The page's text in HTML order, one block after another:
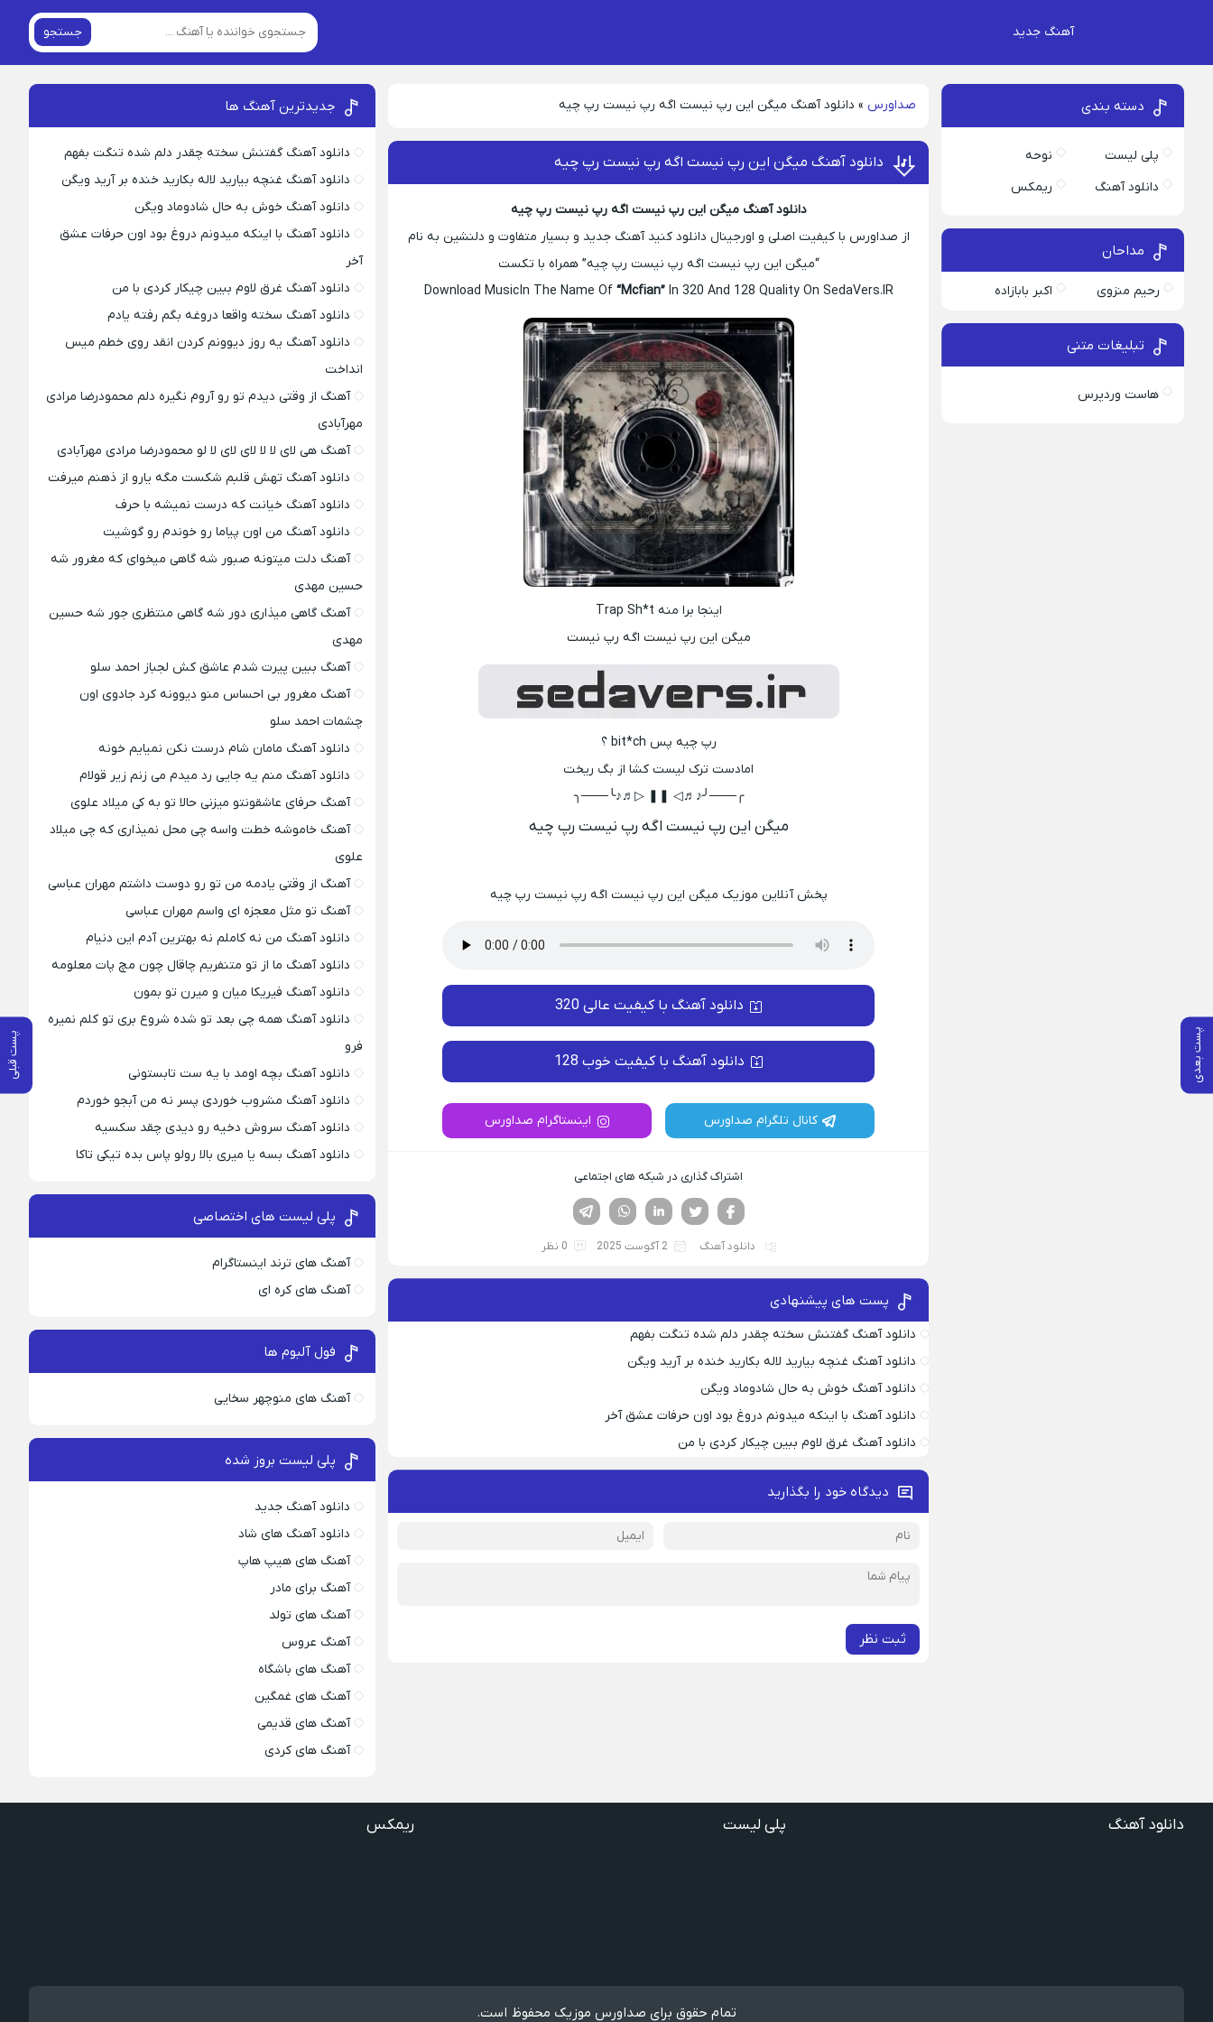
آهنگ جدید جستجو
صداورس » دانلود آهنگ میگن این رپ نیست اگه رپ نیست رپ چیه
پست بعدی پست قبلی
دانلود آهنگ میگن این رپ نیست اگه رپ نیست رپ چیه
دانلود آهنگ میگن این رپ نیست اگه رپ نیست رپ چیه
از صداورس با کیفیت اصلی و اورجینال دانلود کنید آهنگ جدید و بسیار متفاوت و دلنشین به نام
“میگن این رپ نیست اگه رپ نیست رپ چیه” همراه با تکست
Download Music In The Name Of “Mcfian”In 320 And 128 Quality On SedaVers.IR
اینجا برا منه Trap Sh*t
میگن این رپ نیست اگه رپ نیست
رپ چیه پس bit*ch ؟
امادست ترک لیست کشا از بگ ریخت
╭───╯♪♬◁ ❚❚ ▷♬♪╰───╮
میگن این رپ نیست اگه رپ نیست رپ چیه
پخش آنلاین موزیک میگن این رپ نیست اگه رپ نیست رپ چیه
دانلود آهنگ با کیفیت عالی 320
دانلود آهنگ با کیفیت خوب 128
کانال تلگرام صداورس اینستاگرام صداورس
اشتراک گذاری در شبکه های اجتماعی
لینکدین تویتر
فیسوک
دانلود آهنگ 2 آگوست 2025 0 نظر
پست های پیشنهادی
دانلود آهنگ گفتنش سخته چقدر دلم شده تنگت بفهم
دانلود آهنگ غنچه بیارید لاله بکارید خنده بر آرید ویگن
دانلود آهنگ خوش به حال شادوماد ویگن
دانلود آهنگ با اینکه میدونم دروغ بود اون حرفات عشق آخر
دانلود آهنگ غرق لاوم ببین چیکار کردی با من
دیدگاه خود را بگذارید
ثبت نظر
دسته بندی
پلی لیست
نوحه
دانلود آهنگ
ریمکس
مداحان
رحیم منزوی اکبر بابازاده
تبلیغات متنی
هاست وردپرس
جدیدترین آهنگ ها
دانلود آهنگ گفتنش سخته چقدر دلم شده تنگت بفهم
دانلود آهنگ غنچه بیارید لاله بکارید خنده بر آرید ویگن
دانلود آهنگ خوش به حال شادوماد ویگن
دانلود آهنگ با اینکه میدونم دروغ بود اون حرفات عشق
آخر
دانلود آهنگ غرق لاوم ببین چیکار کردی با من
دانلود آهنگ سخته واقعا دروغه بگم رفته یادم
دانلود آهنگ یه روز دیوونم کردن انقد روی خطم میس
انداخت
آهنگ از وقتی دیدم تو رو آروم نگیره دلم محمودرضا مرادی
مهرآبادی
آهنگ هی لای لا لا لای لای لا لو محمودرضا مرادی مهرآبادی
دانلود آهنگ تهش قلبم شکست مگه یارو از ذهنم میرفت
دانلود آهنگ خیانت که درست نمیشه با حرف
دانلود آهنگ من اون پیاما رو خوندم رو گوشیت
آهنگ دلت میتونه صبور شه گاهی میخوای که مغرور شه
حسین مهدی
آهنگ گاهی میذاری دور شه گاهی منتظری جور شه حسین
مهدی
آهنگ ببین پیرت شدم عاشق کش لجباز احمد سلو
آهنگ مغرور بی احساس منو دیوونه کرد جادوی اون
چشمات احمد سلو
دانلود آهنگ مامان شام درست نکن نمیایم خونه
دانلود آهنگ منم یه جایی رد میدم می زنم زیر قولام
آهنگ حرفای عاشقونتو میزنی حالا تو به کی میلاد علوی
آهنگ خاموشه خطت واسه چی محل نمیذاری که چی میلاد
علوی
آهنگ از وقتی یادمه من تو رو دوست داشتم مهران عباسی
آهنگ تو مثل معجزه ای واسم مهران عباسی
دانلود آهنگ من نه کاملم نه بهترین آدم این دنیام
دانلود آهنگ ما از تو متنفریم چاقال چون مچ پات معلومه
دانلود آهنگ فیریکا میان و میرن تو بمون
دانلود آهنگ همه چی بعد تو شده شروع بری تو کلم نمیره
فرو
دانلود آهنگ بچه اومد با یه ست تابستونی
دانلود آهنگ مشروب خوردی پسر نه من آبجو خوردم
دانلود آهنگ سروش دخیه رو دیدی چقد سکسیه
دانلود آهنگ بسه یا میری بالا رولو پاس بده تیکی تاکا
پلی لیست های اختصاصی
آهنگ های ترند اینستاگرام
آهنگ های کره ای
فول آلبوم ها
آهنگ های منوچهر سخایی
پلی لیست بروز شده
دانلود آهنگ جدید
دانلود آهنگ های شاد
آهنگ های هیپ هاپ
آهنگ برای مادر
آهنگ های تولد
آهنگ عروس
آهنگ های باشگاه
آهنگ های غمگین
آهنگ های قدیمی
آهنگ های کردی
دانلود آهنگ پلی لیست ریمکس
تمام حقوق برای صداورس موزیک محفوظ است.